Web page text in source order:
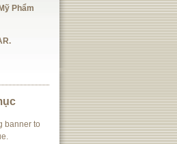
Phẩm
banner to